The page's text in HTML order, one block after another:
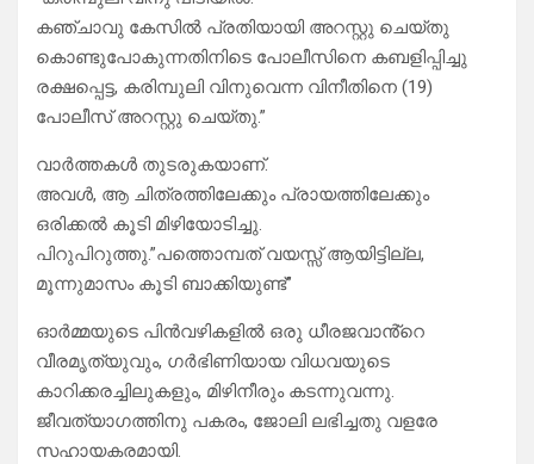
കഞ്ചാവു കേസിൽ പ്രതിയായി അറസ്റ്റു ചെയ്തു
കൊണ്ടുപോകുന്നതിനിടെ പോലീസിനെ കബളിപ്പിച്ചു
രക്ഷപ്പെട്ട, കരിമ്പുലി വിനുവെന്ന വിനീതിനെ (19)
പോലീസ് അറസ്റ്റു ചെയ്തു.”
വാർത്തകൾ തുടരുകയാണ്.
അവൾ, ആ ചിത്രത്തിലേക്കും പ്രായത്തിലേക്കും
ഒരിക്കൽ കൂടി മിഴിയോടിച്ചു.
പിറുപിറുത്തു.”പത്തൊമ്പത് വയസ്സ് ആയിട്ടില്ല,
മൂന്നുമാസം കൂടി ബാക്കിയുണ്ട്”
ഓർമ്മയുടെ പിൻവഴികളിൽ ഒരു ധീരജവാൻ്റെ
വീരമൃത്യുവും, ഗർഭിണിയായ വിധവയുടെ
കാറിക്കരച്ചിലുകളും, മിഴിനീരും കടന്നുവന്നു.
ജീവത്യാഗത്തിനു പകരം, ജോലി ലഭിച്ചതു വളരേ
സഹായകരമായി.